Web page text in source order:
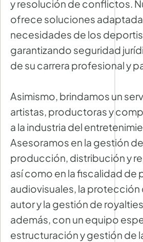
y resolución de conflictos.
ofrece soluciones
necesidades de los
garantizando seguridad
de su carrera profesional y
Asimismo, brindamos un
artistas, productoras y
a la industria del
Asesoramos en la gestión
producción, distribución y
así como en la fiscalidad de
audiovisuales, la
autor y la gestión de
además, con un equipo
estructuración y gestión de